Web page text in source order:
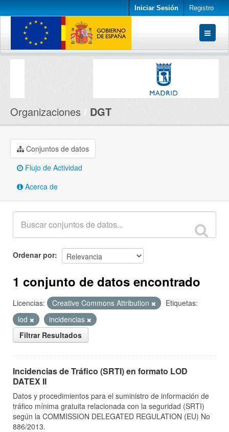
Iniciar Sesión Registro
Conjuntos de datos
Organizaciones DGT
Conjuntos de datos
Flujo de Actividad
Acerca de
Ordenar por
1 conjunto de datos encontrado
Licencias: Creative Commons Attribution
Etiquetas:
lod
incidencias
Filtrar Resultados
Incidencias de Tráfico (SRTI) en formato LOD
DATEX II
Datos y procedimientos para el suministro de información de
tráfico mínima gratuita relacionada con la seguridad (SRTI)
según la COMMISSION DELEGATED REGULATION (EU) No
886/2013.